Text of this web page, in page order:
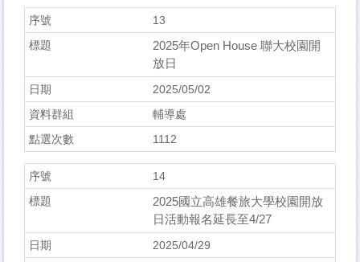
13
2025年Open House 聯大校園開
放日
2025/05/02
輔導處
1112
14
2025國立高雄餐旅大學校園開放
日活動報名延長至4/27
2025/04/29